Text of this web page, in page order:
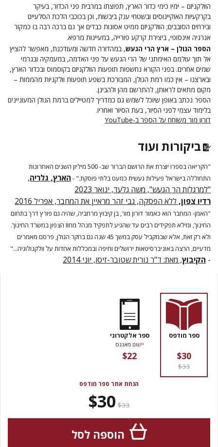
הוולקניזם – ימיו כימי כדור הארץ, תפוצתו במרבית פני הכדור, בעיקר
בקרקעיות האוקיינוסים ובשטחי ענק ביבשות, וכן בכוכבי הלכת הסלעיים
ובירחים הסובבים; הוולקניזם ממיט אסונות כבדים אך גם ברכה רבה בו כמקור
אנרגיה אינסופי, ביצירת קרקע פורייה, במעיינות מרפא.
הספר הגולן – ארץ הרי הגעש, במהדורה חדשה ומעודכנת, מאפשר להציץ
אל תוך עולמם האימתני של הרי הגעש על פני האדמה, במעמקיה ובגרמי
שמים אחרים. בפני הקורא נחשפות תופעות הוולקניזם בקוסמוס ובכדור הארץ,
ובארצנו – אין כמו רמת הגולן, המבורכת בשפע תופעות וולקניות מהממות –
מקום מתאים לראותן, להתרשם מהן ולהבינן.
הספר נכתב באופן שיוכל לשמש גם כמדריך למטיילים ברמת הגולן המעוניינים
בלימוד עצמי לפני הסיור, בעת הסיור ואחריו.
דורון מור משוחח על הספר ב-YouTube
ביקורות ועוד
"הקריאה בספרו יוצרת את הרושם הברור שב- 500 מיליון השנים האחרונות
התחוללה בישראל פעילות געשית כמעט בלתי פוסקת." - הארץ, גלריה,
"למרגלות הר הגעש", משה גלעד, ינואר 2023
רדיו צפון, ללא הפסקה, גבי זהר מראיין את המחבר, אפריל 2016
"האמן- המחבר הוא כאמור דורון מור, בן קיבוץ מרחביה, שהיה גם פורץ דרך בתחום
החינוך, ומילא תפקידים רבים עד שהגיע לתפקיד מנהל מחוז הצפון במשרד החינוך.
ולא רק זאת, אלא שבמקביל עסק במשך 45 שנה גם בחקר הגולן, פרסם מאמרים
מדעיים, הרצה באוניברסיטאות ירושלים וחיפה ובמכללות אחדות על וולקנולוגיה..."
- הקיבוץ, מאת: ד"ר נורית שטובר-זיסו, יוני 2014
ספר מודפס
$30
$33
ספר אלקטרוני
יישום מאגנס
$22
הנחת אתר ספר מודפס
$33
$30
הוספה לסל